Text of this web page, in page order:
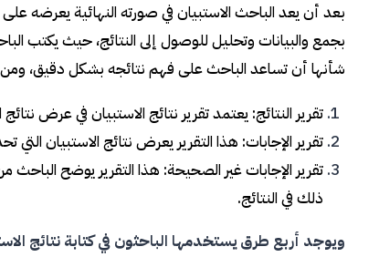
بعد أن يعد الباحث الاستبيان في صورته النهائية يعرضه
بجمع والبيانات وتحليل للوصول إلى النتائج، حيث يكتب
شأنها أن تساعد الباحث على فهم نتائجه بشكل دقيق، ومن
تقرير النتائج: يعتمد تقرير نتائج الاستبيان في عرض
تقرير الإجابات: هذا التقرير يعرض نتائج الاستبيان
تقرير الإجابات غير الصحيحة: هذا التقرير يوضح
ذلك في النتائج.
ويوجد أربع طرق يستخدمها الباحثون في كتابة نتائج